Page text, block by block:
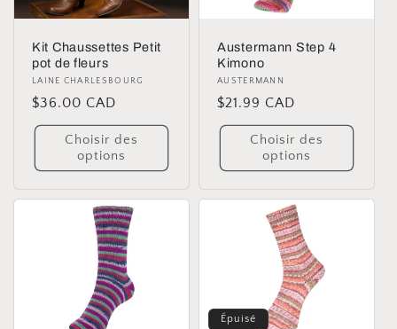
Kit Chaussettes Petit
pot de fleurs
Distributeur :
LAINE CHARLESBOURG
Prix
habituel
$36.00 CAD
Choisir des
options
Austermann Step 4
Kimono
Distributeur :
AUSTERMANN
Prix
habituel
$21.99 CAD
Choisir des
options
Épuisé